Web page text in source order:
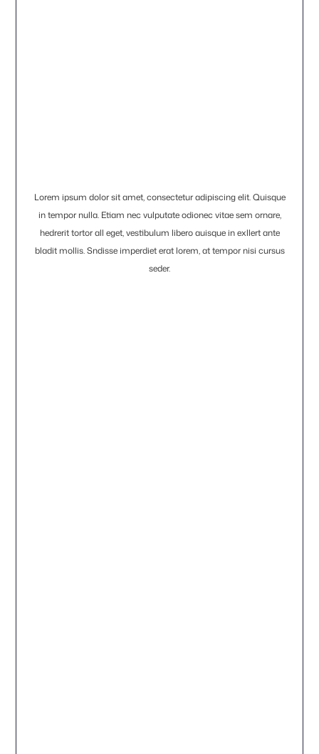
Lorem ipsum dolor sit amet, consectetur adipiscing elit. Quisque
in tempor nulla. Etiam nec vulputate odionec vitae sem ornare,
hedrerit tortor all eget, vestibulum libero auisque in exllert ante
bladit mollis. Sndisse imperdiet erat lorem, at tempor nisi cursus
seder.